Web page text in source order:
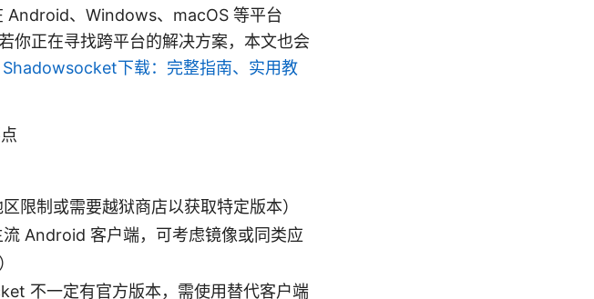
Android、Windows、macOS 等平台
你正在寻找跨平台的解决方案，本文也会
Shadowsocket下载：完整指南、实用教
限制或需要越狱商店以获取特定版本）
Android 客户端，可考虑镜像或同类应
不一定有官方版本，需使用替代客户端